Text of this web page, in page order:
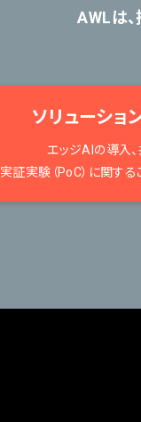
AWLは
ソリューショ
エッジAIの導入、
実証実験（PoC）に関す